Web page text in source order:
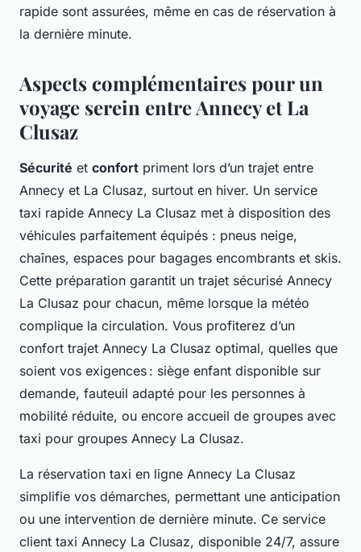
rapide sont assurées, même en cas de réservation à
la dernière minute.
Aspects complémentaires pour un
voyage serein entre Annecy et La
Clusaz
Sécurité et confort priment lors d’un trajet entre
Annecy et La Clusaz, surtout en hiver. Un service
taxi rapide Annecy La Clusaz met à disposition des
véhicules parfaitement équipés : pneus neige,
chaînes, espaces pour bagages encombrants et skis.
Cette préparation garantit un trajet sécurisé Annecy
La Clusaz pour chacun, même lorsque la météo
complique la circulation. Vous profiterez d’un
confort trajet Annecy La Clusaz optimal, quelles que
soient vos exigences : siège enfant disponible sur
demande, fauteuil adapté pour les personnes à
mobilité réduite, ou encore accueil de groupes avec
taxi pour groupes Annecy La Clusaz.
La réservation taxi en ligne Annecy La Clusaz
simplifie vos démarches, permettant une anticipation
ou une intervention de dernière minute. Ce service
client taxi Annecy La Clusaz, disponible 24/7, assure